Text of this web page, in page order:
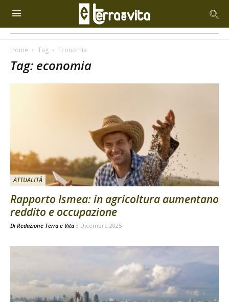
Home Tag Economia
Tag: economia
ATTUALITÀ
Rapporto Ismea: in agricoltura aumentano
reddito e occupazione
Di Redazione Terra e Vita 3 Dicembre 2025